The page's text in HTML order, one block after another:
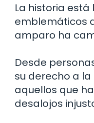
La historia
emblemáticos
amparo ha
Desde
su derecho a
aquellos que
desalojos